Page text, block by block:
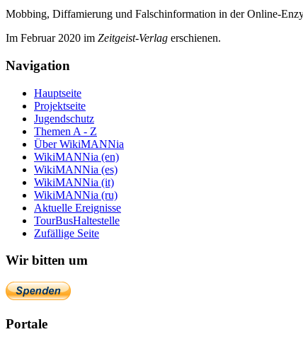
Mobbing, Diffamierung und Falsch­information in der Online-
Im Februar 2020 im Zeit­geist-Verlag erschienen.
Navigation
Hauptseite
Projektseite
Jugendschutz
Themen A - Z
Über WikiMANNia
WikiMANNia (en)
WikiMANNia (es)
WikiMANNia (it)
WikiMANNia (ru)
Aktuelle Ereignisse
TourBusHaltestelle
Zufällige Seite
Wir bitten um
Portale